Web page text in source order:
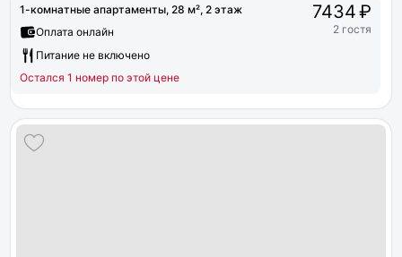
1-комнатные апартаменты, 28 м², 2 этаж
Оплата онлайн
Питание не включено
Остался 1 номер по этой цене
7434 ₽
2 гостя